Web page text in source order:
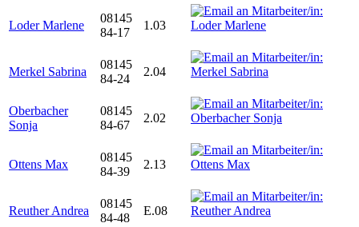
Loder Marlene
08145
84-17
1.03
Merkel Sabrina
08145
84-24
2.04
Oberbacher
Sonja
08145
84-67
2.02
Ottens Max
08145
84-39
2.13
Reuther Andrea
08145
84-48
E.08